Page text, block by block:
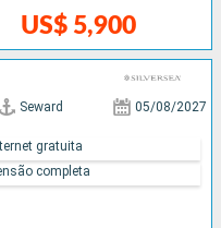
US$ 5,900
Seward 05/08/2027
gratuita
completa